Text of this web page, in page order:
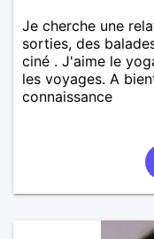
Je cherche une
sorties, des
ciné . J'aime le
les voyages. A
connaissance